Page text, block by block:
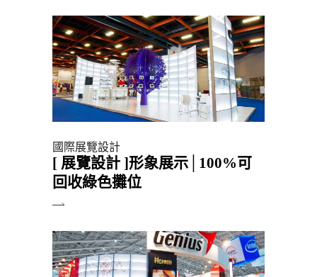
國際展覽設計
[ 展覽設計 ]形象展示│100%可
回收綠色攤位